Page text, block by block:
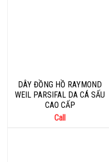
DÂY ĐỒNG HỒ RAYMOND
WEIL PARSIFAL DA CÁ SẤU
CAO CẤP
Call